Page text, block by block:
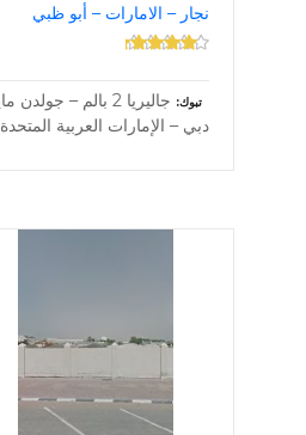
نجار – الامارات – أبو ظبي
تبوك
دبي – الإمارات العربية المتحدة